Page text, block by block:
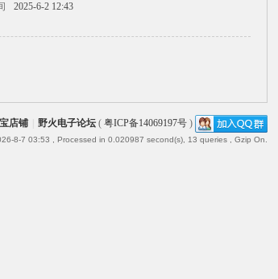
2025-6-2 12:43
店铺 野火电子论坛( 粤ICP备14069197号)
8-7 03:53 , Processed in 0.020987 second(s), 13 queries , Gzip On.